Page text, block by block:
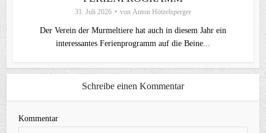
31. Juli 2026 von Anton Hötzelsperger
Der Verein der Murmeltiere hat auch in diesem Jahr ein
interessantes Ferienprogramm auf die Beine...
Schreibe einen Kommentar
Kommentar